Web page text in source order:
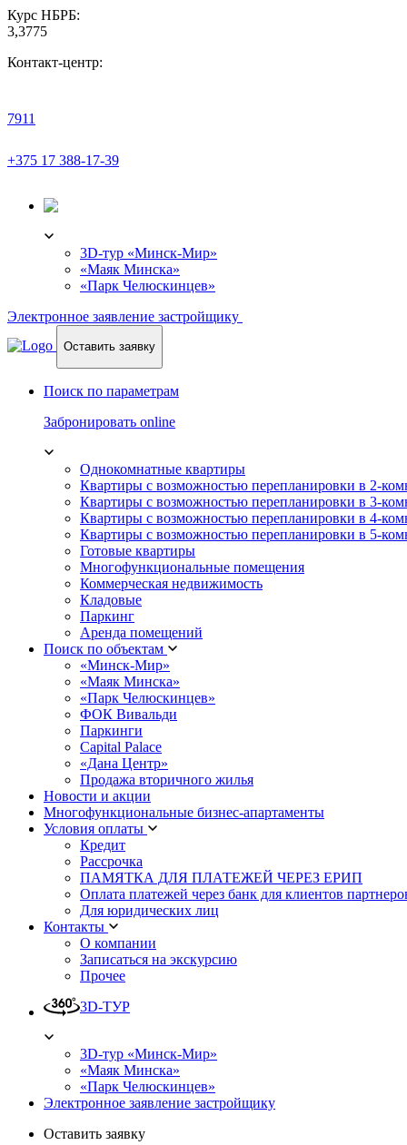
Курс НБРБ:
3,3775
Контакт-центр:
7911
+375 17 388-17-39
3D-тур «Минск-Мир»
«Маяк Минска»
«Парк Челюскинцев»
Электронное заявление застройщику
Оставить заявку
Поиск по параметрам
Забронировать online
Однокомнатные квартиры
Квартиры с возможностью перепланировки в 2-
Квартиры с возможностью перепланировки в 3-
Квартиры с возможностью перепланировки в 4-
Квартиры с возможностью перепланировки в 5-
Готовые квартиры
Многофункциональные помещения
Коммерческая недвижимость
Кладовые
Паркинг
Аренда помещений
Поиск по объектам
«Минск-Мир»
«Маяк Минска»
«Парк Челюскинцев»
ФОК Вивальди
Паркинги
Capital Palace
«Дана Центр»
Продажа вторичного жилья
Новости и акции
Многофункциональные бизнес-апартаменты
Условия оплаты
Кредит
Рассрочка
ПАМЯТКА ДЛЯ ПЛАТЕЖЕЙ ЧЕРЕЗ ЕРИП
Оплата платежей через банк для клиентов
Для юридических лиц
Контакты
О компании
Записаться на экскурсию
Прочее
3D-ТУР
3D-тур «Минск-Мир»
«Маяк Минска»
«Парк Челюскинцев»
Электронное заявление застройщику
Оставить заявку